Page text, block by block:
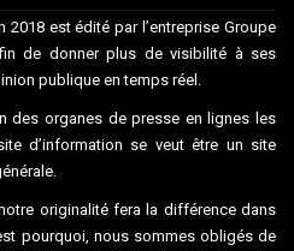
2018 est édité par l’entreprise Groupe
de donner plus de visibilité à ses
publique en temps réel.
des organes de presse en lignes les
d’information se veut être un site
originalité fera la différence dans
pourquoi, nous sommes obligés de